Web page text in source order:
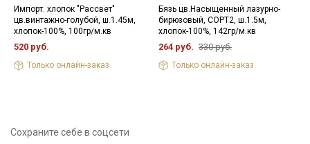
Импорт. хлопок "Рассвет"
цв.винтажно-голубой, ш.1.45м,
хлопок-100%, 100гр/м.кв
520 руб.
Только онлайн-заказ
Бязь цв.Насыщенный лазурно-
бирюзовый, СОРТ2, ш.1.5м,
хлопок-100%, 142гр/м.кв
264 руб. 330 руб.
Только онлайн-заказ
Сохраните себе в соцсети